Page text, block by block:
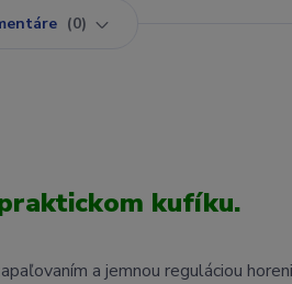
0
kufíku.
a jemnou reguláciou